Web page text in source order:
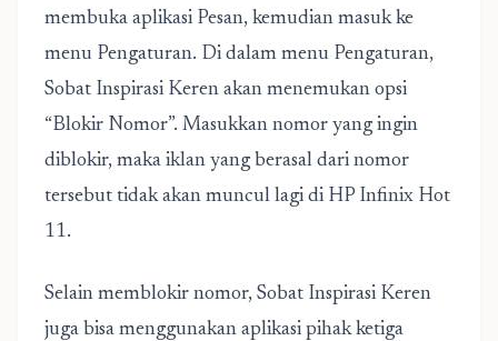
membuka aplikasi Pesan, kemudian masuk ke
menu Pengaturan. Di dalam menu Pengaturan,
Sobat Inspirasi Keren akan menemukan opsi
“Blokir Nomor”. Masukkan nomor yang ingin
diblokir, maka iklan yang berasal dari nomor
tersebut tidak akan muncul lagi di HP Infinix Hot
11.
Selain memblokir nomor, Sobat Inspirasi Keren
juga bisa menggunakan aplikasi pihak ketiga